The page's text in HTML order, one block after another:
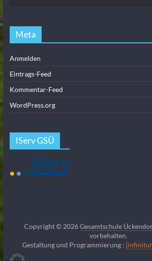
Meta
Anmelden
Eintrags-Feed
Kommentar-Feed
WordPress.org
IServ GSÜ
Copyright © 2026Gesamtschule
vorbehalten.
Gestaltung und Programmierung :